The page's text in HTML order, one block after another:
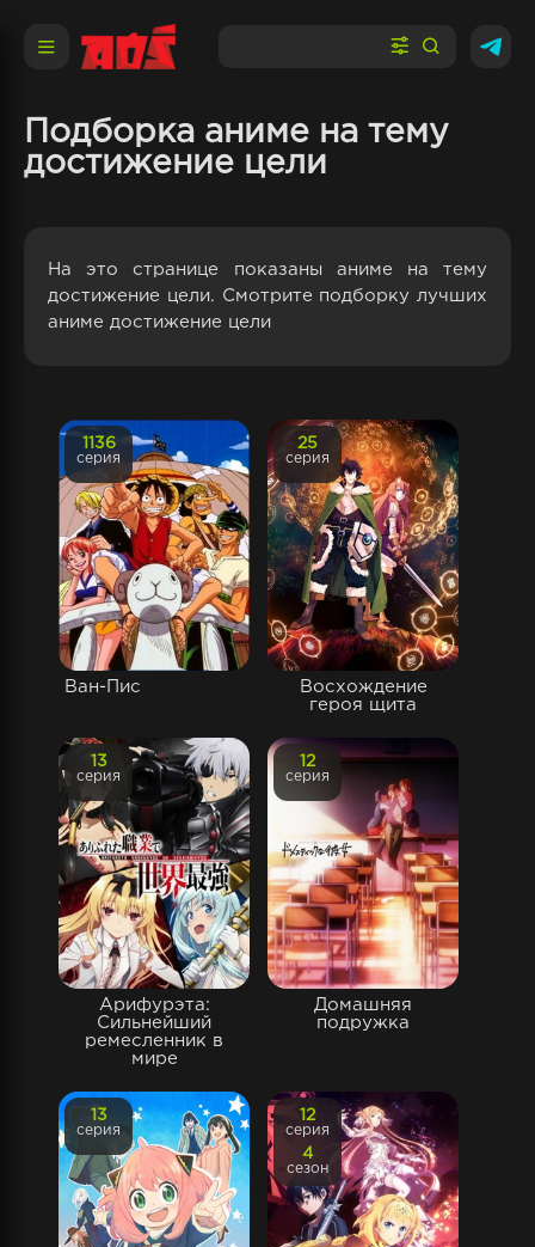
Подборка аниме на тему
достижение цели
На это странице показаны аниме на тему
достижение цели. Смотрите подборку лучших
аниме достижение цели
Ван-Пис
1136
серия
Восхождение
героя щита
25
серия
Арифурэта:
Сильнейший
ремесленник в
мире
13
серия
Домашняя
подружка
12
серия
13
серия
12
серия
4
сезон